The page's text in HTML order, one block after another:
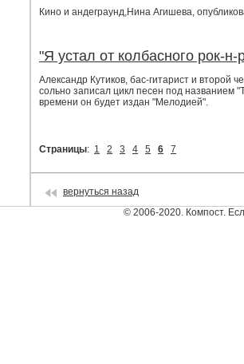
Кино и андеграунд,Нина Агишева,
"Я устал от колбасного рок-
Александр Кутиков, бас-гитарист и второй
сольно записал цикл песен под названием
времени он будет издан "Мелодией".
Страницы: 1 2 3 4 5 6 7
вернуться назад
© 2006-2020. Компост.